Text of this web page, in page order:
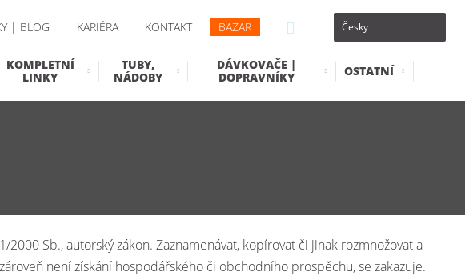
| BLOG KARIÉRA KONTAKT BAZAR
KOMPLETNÍ
LINKY
TUBY,
NÁDOBY
DÁVKOVAČE |
DOPRAVNÍKY
OSTATNÍ
Sb., autorský zákon. Zaznamenávat, kopírovat či jinak rozmnožovat a
není získání hospodářského či obchodního prospěchu, se zakazuje.